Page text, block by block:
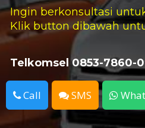
Ingin berkonsultasi
Klik button dibawah
Telkomsel 0853-7860-
Call SMS